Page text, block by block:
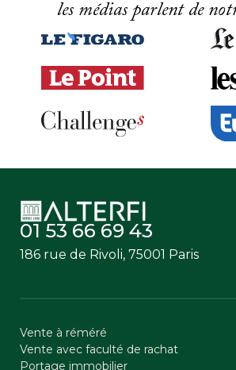
les médias parlent de
01 53 66 69 43
186 rue de Rivoli, 75001 Paris
Vente à réméré
Vente avec faculté de rachat
Portage immobilier